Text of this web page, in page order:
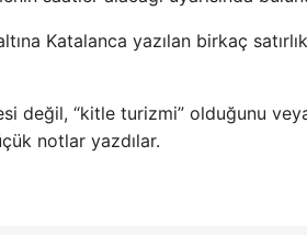
Katalanca yazılan birkaç
değil, “kitle turizmi” olduğunu veya
notlar yazdılar.